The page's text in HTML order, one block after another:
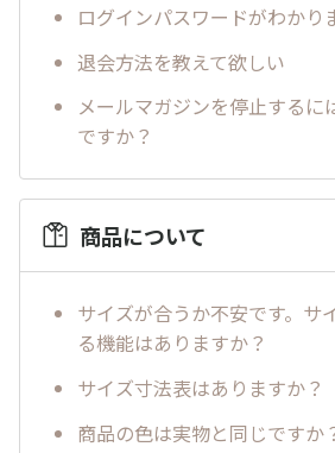
ログインパスワードがわかり
退会方法を教えて欲しい
メールマガジンを停止するに
ですか？
商品について
サイズが合うか不安です。サ
る機能はありますか？
サイズ寸法表はありますか？
商品の色は実物と同じですか